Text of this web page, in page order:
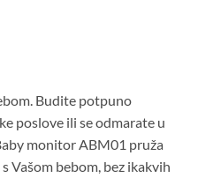
Budite potpuno
poslove ili se odmarate u
monitor ABM01 pruža
Vašom bebom, bez ikakvih